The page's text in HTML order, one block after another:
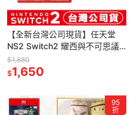
【全新台灣公司現貨】任天堂
NS2 Switch2 耀西與不可思議
$1,880
$1,650
95
折